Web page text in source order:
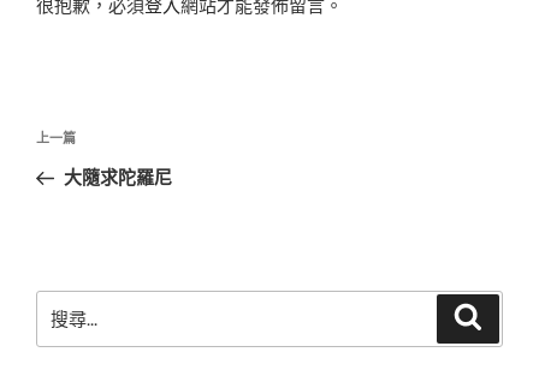
文
導
上
一
上一篇
大隨求陀羅尼
尋